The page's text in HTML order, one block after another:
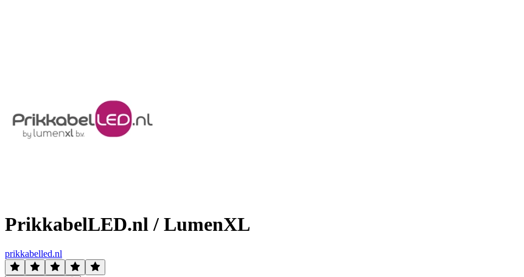
PrikkabelLED.nl / LumenXL
prikkabelled.nl